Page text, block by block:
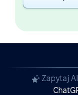
Zapytaj